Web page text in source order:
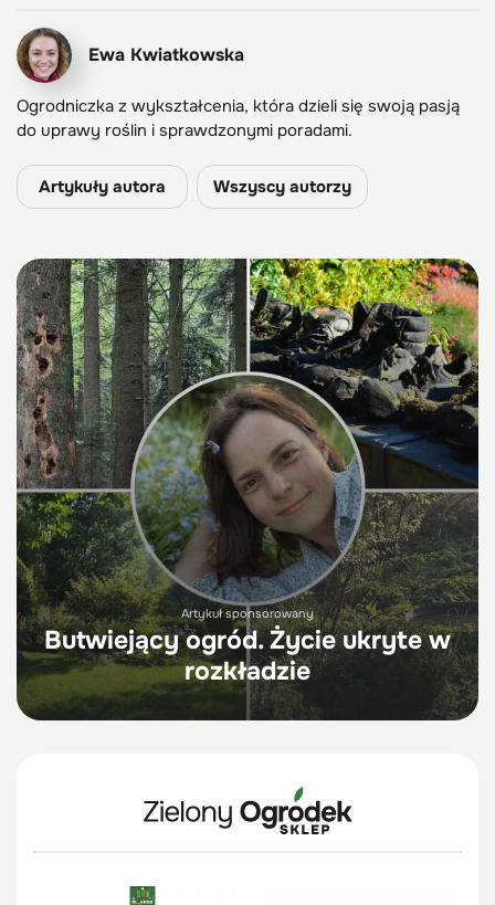
Ewa Kwiatkowska
Ogrodniczka z wykształcenia, która dzieli się swoją pasją
do uprawy roślin i sprawdzonymi poradami.
Artykuły autora Wszyscy autorzy
Artykuł sponsorowany
Butwiejący ogród. Życie ukryte w
rozkładzie